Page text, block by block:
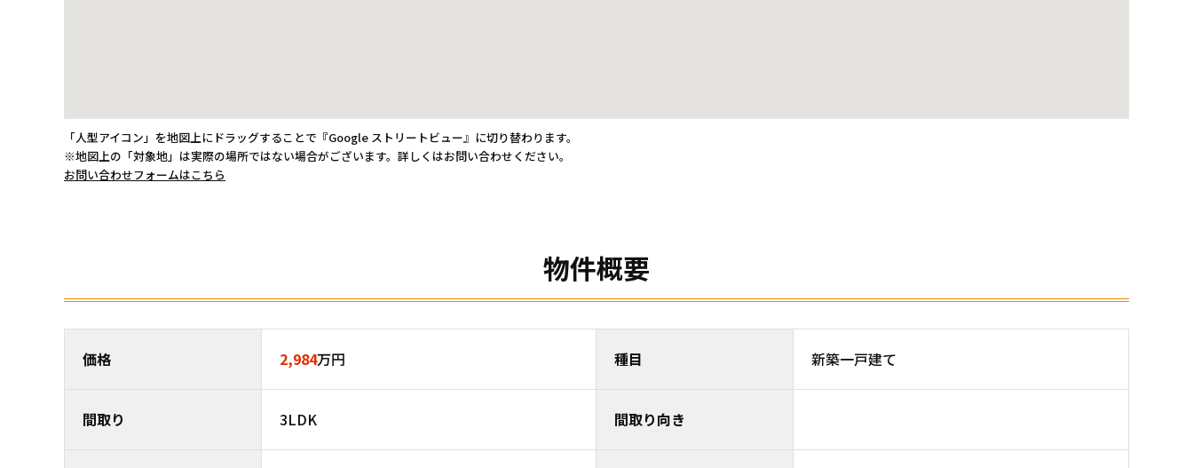
「人型アイコン」を地図上にドラッグすることで『Google ストリートビュー』に切り替わります。
※地図上の「対象地」は実際の場所ではない場合がございます。詳しくはお問い合わせください。
お問い合わせフォームはこちら
物件概要
価格 2,984万円 種目 新築一戸建て
間取り 3LDK 間取り向き